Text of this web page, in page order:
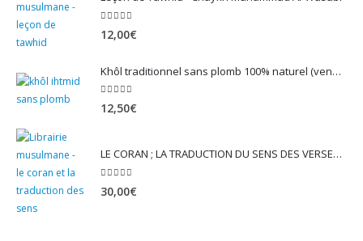
12,00€
Khôl traditionnel sans plomb 100% naturel (vendu avec son mirwed)
4.82sur 5
12,50€
LE CORAN ; LA TRADUCTION DU SENS DES VERSET - EDITION TAWBAH
30,00€